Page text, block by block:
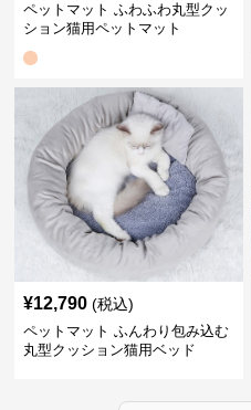
ペットマット ふわふわ丸型クッ
ション猫用ペットマット
¥12,790 (税込)
ペットマット ふんわり包み込む
丸型クッション猫用ベッド